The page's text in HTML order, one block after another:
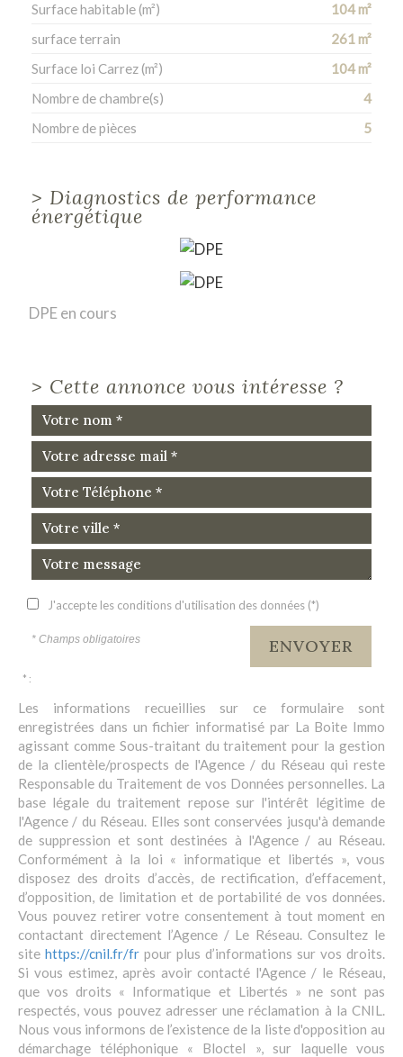
Surface habitable (m²)
104 m²
surface terrain
261 m²
Surface loi Carrez (m²)
104 m²
Nombre de chambre(s)
4
Nombre de pièces
5
> Diagnostics de performance
énergétique
DPE en cours
> Cette annonce vous intéresse ?
J'accepte les conditions d'utilisation des données (*)
* Champs obligatoires ENVOYER
* :
Les informations recueillies sur ce formulaire sont
enregistrées dans un fichier informatisé par La Boite Immo
agissant comme Sous-traitant du traitement pour la gestion
de la clientèle/prospects de l'Agence / du Réseau qui reste
Responsable du Traitement de vos Données personnelles. La
base légale du traitement repose sur l'intérêt légitime de
l'Agence / du Réseau. Elles sont conservées jusqu'à demande
de suppression et sont destinées à l'Agence / au Réseau.
Conformément à la loi « informatique et libertés », vous
disposez des droits d’accès, de rectification, d’effacement,
d’opposition, de limitation et de portabilité de vos données.
Vous pouvez retirer votre consentement à tout moment en
contactant directement l’Agence / Le Réseau. Consultez le
site https://cnil.fr/fr pour plus d’informations sur vos droits.
Si vous estimez, après avoir contacté l'Agence / le Réseau,
que vos droits « Informatique et Libertés » ne sont pas
respectés, vous pouvez adresser une réclamation à la CNIL.
Nous vous informons de l’existence de la liste d'opposition au
démarchage téléphonique « Bloctel », sur laquelle vous